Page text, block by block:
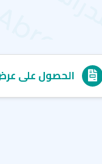
الحصول على